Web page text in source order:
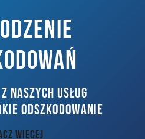
NASZYCH USŁUG
ODSZKODOWANIE
WIĘCEJ